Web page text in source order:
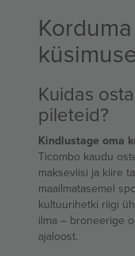
Kuidas
pileteid?
Kindlustage oma
Ticombo kaudu
makseviisi ja kiire
maailmatasemel
kultuurihetki riigi
ilma – broneerige
ajaloost.